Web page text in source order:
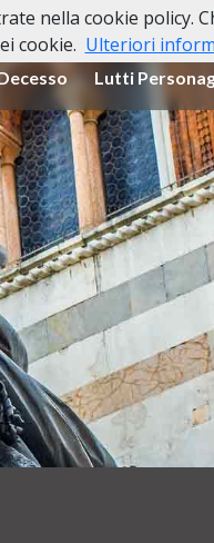
Lutti
nella cookie policy.
cookie. Ulteriori